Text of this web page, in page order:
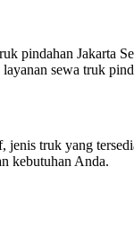
pindahan Jakarta
sewa truk
truk yang
kebutuhan Anda.